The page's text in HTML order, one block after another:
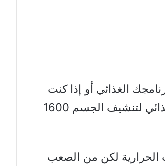
الغذائي أو إذا كنت
ترغب في تنشيف الدهون، فإن الالتزام ببرنامج غذائي لتنشيف الجسم 1600
الحرارية لكن من الصعب